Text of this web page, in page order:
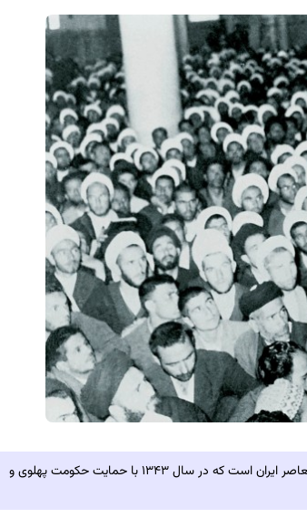
لایحه کاپیتولاسیون یا «مصونیت مستشاران آمریکایی» یکی از نقاط سیاه تاریخ معاصر ایران است که در سال ۱۳۴۳ با حمایت حکومت پهلوی و